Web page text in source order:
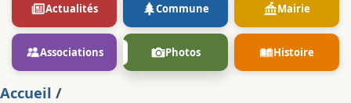
Actualités Commune Mairie
Associations Photos Histoire
Accueil /